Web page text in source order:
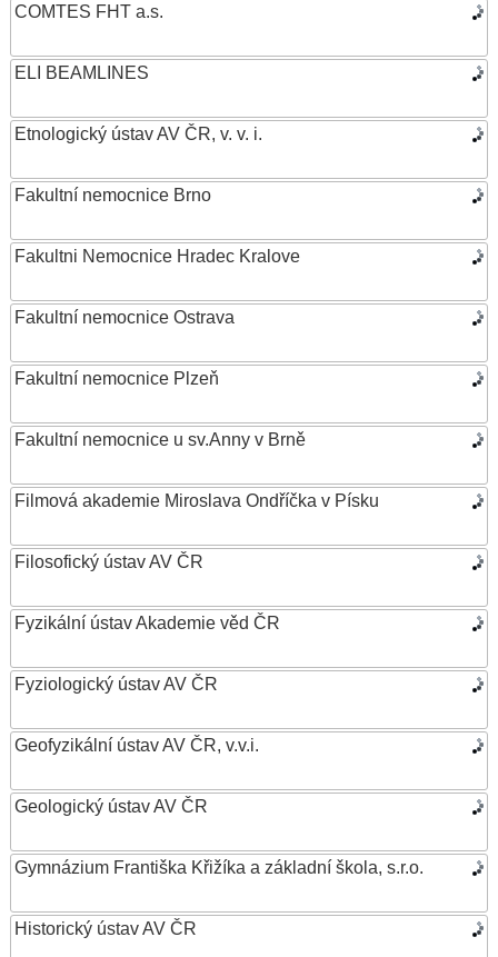
COMTES FHT a.s.
ELI BEAMLINES
Etnologický ústav AV ČR, v. v. i.
Fakultní nemocnice Brno
Fakultni Nemocnice Hradec Kralove
Fakultní nemocnice Ostrava
Fakultní nemocnice Plzeň
Fakultní nemocnice u sv.Anny v Brně
Filmová akademie Miroslava Ondříčka v Písku
Filosofický ústav AV ČR
Fyzikální ústav Akademie věd ČR
Fyziologický ústav AV ČR
Geofyzikální ústav AV ČR, v.v.i.
Geologický ústav AV ČR
Gymnázium Františka Křižíka a základní škola, s.r.o.
Historický ústav AV ČR